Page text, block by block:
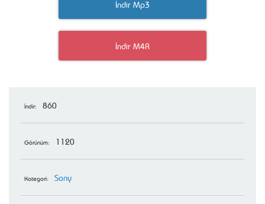
İndir Mp3
İndir M4R
İndir: 860
Görünüm: 1120
Kategori: Sony